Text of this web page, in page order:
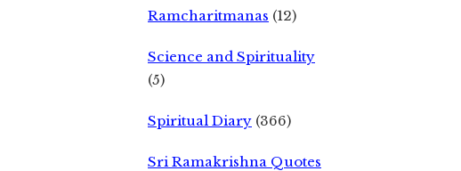
Ramcharitmanas (12)
Science and Spirituality
(5)
Spiritual Diary (366)
Sri Ramakrishna Quotes